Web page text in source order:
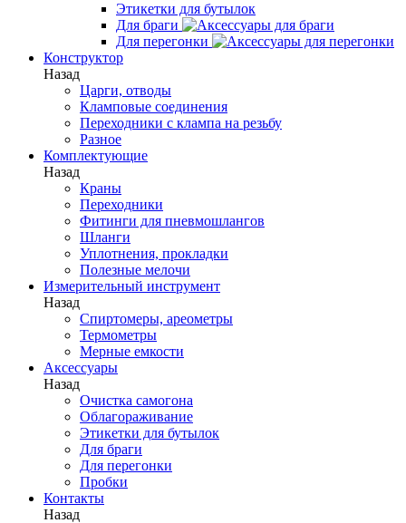
Этикетки для бутылок
Для браги
Для перегонки
Конструктор
Назад
Царги, отводы
Кламповые соединения
Переходники с клампа на резьбу
Разное
Комплектующие
Назад
Краны
Переходники
Фитинги для пневмошлангов
Шланги
Уплотнения, прокладки
Полезные мелочи
Измерительный инструмент
Назад
Спиртомеры, ареометры
Термометры
Мерные емкости
Аксессуары
Назад
Очистка самогона
Облагораживание
Этикетки для бутылок
Для браги
Для перегонки
Пробки
Контакты
Назад